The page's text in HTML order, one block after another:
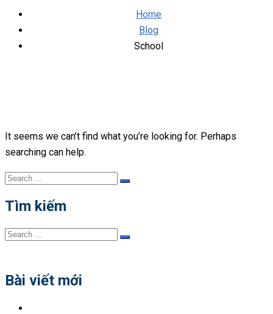
Home
Blog
School
It seems we can’t find what you’re looking for. Perhaps
searching can help.
Search
Search
Tìm kiếm
Search
Search
Bài viết mới